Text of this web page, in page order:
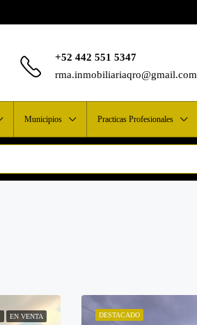
+52 442 551 5347
rma.inmobiliariaqro@gmail.com
Municipios Practicas Profesionales
EN VENTA DESTACADO